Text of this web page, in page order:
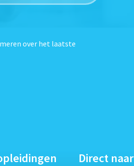
over het laatste
Direct naar